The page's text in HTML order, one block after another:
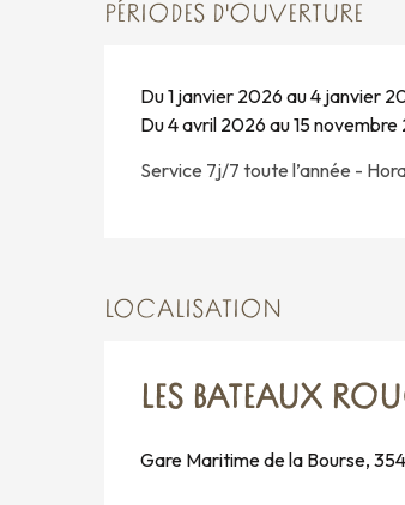
PÉRIODES D'OUVERTURE
Du 1 janvier 2026 au 4 janvier
Du 4 avril 2026 au 15 novembre
Service 7j/7 toute l’année -
LOCALISATION
LES BATEAUX
Gare Maritime de la Bourse,